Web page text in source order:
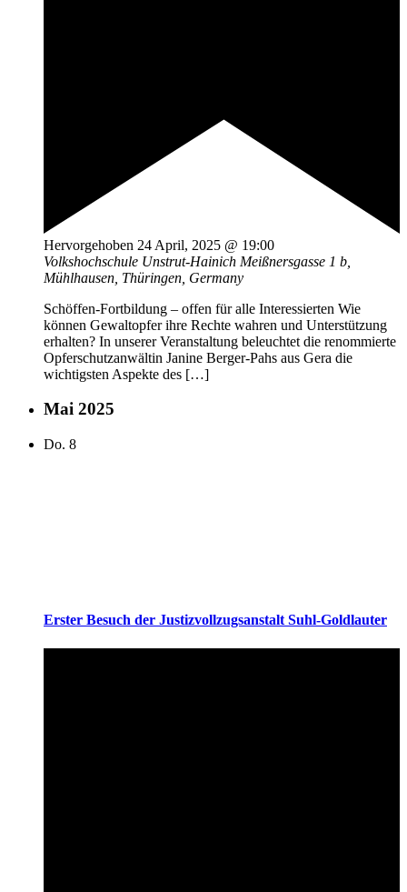
Hervorgehoben 24 April, 2025 @ 19:00
Volkshochschule Unstrut-Hainich Meißnersgasse 1 b,
Mühlhausen, Thüringen, Germany
Schöffen-Fortbildung – offen für alle Interessierten Wie
können Gewaltopfer ihre Rechte wahren und Unterstützung
erhalten? In unserer Veranstaltung beleuchtet die renommierte
Opferschutzanwältin Janine Berger-Pahs aus Gera die
wichtigsten Aspekte des […]
Mai 2025
Do. 8
Erster Besuch der Justizvollzugsanstalt Suhl-Goldlauter